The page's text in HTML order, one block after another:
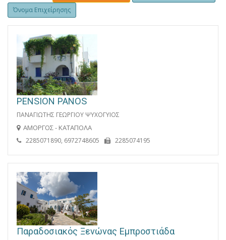
Όνομα Επιχείρησης
PENSION PANOS
ΠΑΝΑΓΙΩΤΗΣ ΓΕΩΡΓΙΟΥ ΨΥΧΟΓΥΙΟΣ
ΑΜΟΡΓΟΣ - ΚΑΤΑΠΟΛΑ
2285071890, 6972748605 2285074195
Παραδοσιακός Ξενώνας Εμπροστιάδα